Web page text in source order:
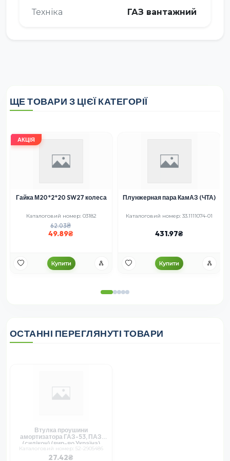
Техніка ГАЗ вантажний
ЩЕ ТОВАРИ З ЦІЄЇ КАТЕГОРІЇ
АКЦІЯ
Гайка М20*2*20 SW27 колеса
Каталоговий номер: 03182
62.03
49.89
Купити
Плунжерная пара КамАЗ (ЧТА)
Каталоговий номер: 33.1111074-01
431.97
Купити
ОСТАННІ ПЕРЕГЛЯНУТІ ТОВАРИ
Втулка проушини
амортизатора ГАЗ-53, ПАЗ
(силікон) (вир-во Україна)
Каталоговий номер: 52-2905486
27.42